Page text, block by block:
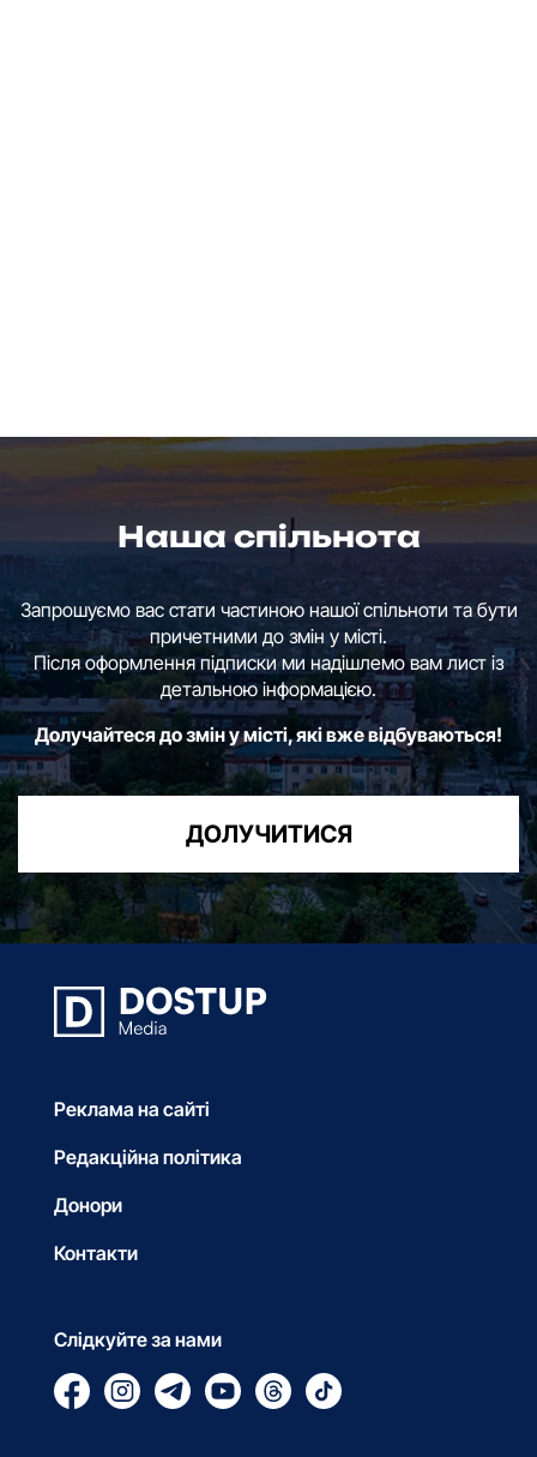
Наша спільнота
Запрошуємо вас стати частиною нашої спільноти та бути
причетними до змін у місті.
Після оформлення підписки ми надішлемо вам лист із
детальною інформацією.
Долучайтеся до змін у місті, які вже відбуваються!
ДОЛУЧИТИСЯ
Реклама на сайті
Редакційна політика
Донори
Контакти
Слідкуйте за нами